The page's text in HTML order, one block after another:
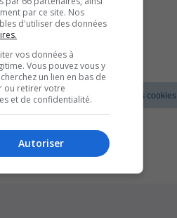
Supprimer les cookies
© phpBB Limited
Qiaeru
par ce site. Nos
d'utiliser des données
vos données à
Vous pouvez vous y
un lien en bas de
ou retirer votre
et de confidentialité.
Autoriser